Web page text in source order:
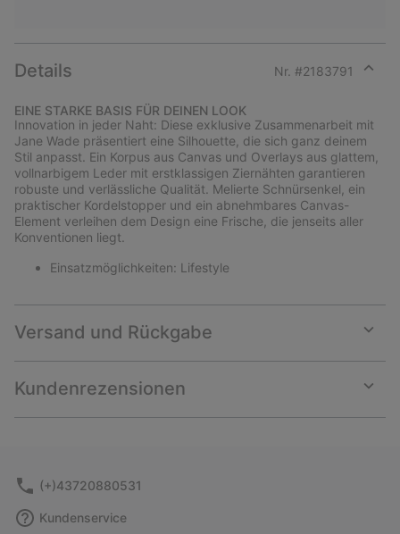
Details Nr. #2183791
section
EINE STARKE BASIS FÜR DEINEN LOOK
Innovation in jeder Naht: Diese exklusive Zusammenarbeit mit
Jane Wade präsentiert eine Silhouette, die sich ganz deinem
Stil anpasst. Ein Korpus aus Canvas und Overlays aus glattem,
vollnarbigem Leder mit erstklassigen Ziernähten garantieren
robuste und verlässliche Qualität. Melierte Schnürsenkel, ein
praktischer Kordelstopper und ein abnehmbares Canvas-
Element verleihen dem Design eine Frische, die jenseits aller
Konventionen liegt.
Einsatzmöglichkeiten: Lifestyle
Versand und Rückgabe
or
Kundenrezensionen
or
(+)43720880531
Kundenservice